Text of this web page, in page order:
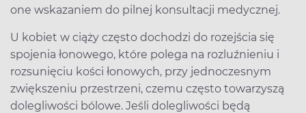
one wskazaniem do pilnej konsultacji medycznej.
U kobiet w ciąży często dochodzi do rozejścia się
spojenia łonowego, które polega na rozluźnieniu i
rozsunięciu kości łonowych, przy jednoczesnym
zwiększeniu przestrzeni, czemu często towarzyszą
dolegliwości bólowe. Jeśli dolegliwości będą